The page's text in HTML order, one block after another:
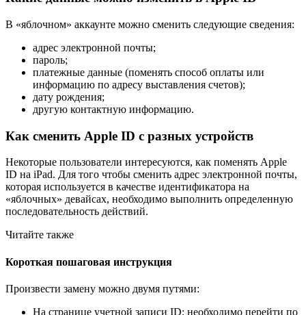
В «яблочном» аккаунте можно сменить следующие сведения:
адрес электронной почты;
пароль;
платежные данные (поменять способ оплаты или
информацию по адресу выставления счетов);
дату рождения;
другую контактную информацию.
Как сменить Apple ID с разных устройств
Некоторые пользователи интересуются, как поменять Apple
ID на iPad. Для того чтобы сменить адрес электронной почты,
которая используется в качестве идентификатора на
«яблочных» девайсах, необходимо выполнить определенную
последовательность действий.
Читайте также
Короткая пошаговая инструкция
Произвести замену можно двумя путями:
На странице учетной записи ID: необходимо перейти по